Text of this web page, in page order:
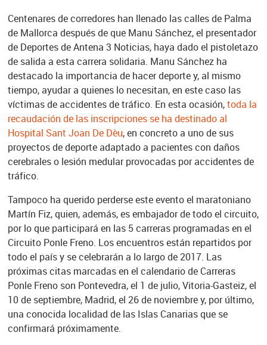
Centenares de corredores han llenado las calles de Palma
de Mallorca después de que Manu Sánchez, el presentador
de Deportes de Antena 3 Noticias, haya dado el pistoletazo
de salida a esta carrera solidaria. Manu Sánchez ha
destacado la importancia de hacer deporte y, al mismo
tiempo, ayudar a quienes lo necesitan, en este caso las
víctimas de accidentes de tráfico. En esta ocasión,toda la
recaudación de las inscripciones se ha destinado al
Hospital Sant Joan De Dèu, en concreto a uno de sus
proyectos de deporte adaptado a pacientes con daños
cerebrales o lesión medular provocadas por accidentes de
tráfico.
Tampoco ha querido perderse este evento el maratoniano
Martín Fiz, quien, además, es embajador de todo el circuito,
por lo que participará en las 5 carreras programadas en el
Circuito Ponle Freno. Los encuentros están repartidos por
todo el país y se celebrarán a lo largo de 2017. Las
próximas citas marcadas en el calendario de Carreras
Ponle Freno son Pontevedra, el 1 de julio, Vitoria-Gasteiz, el
10 de septiembre, Madrid, el 26 de noviembre y, por último,
una conocida localidad de las Islas Canarias que se
confirmará próximamente.